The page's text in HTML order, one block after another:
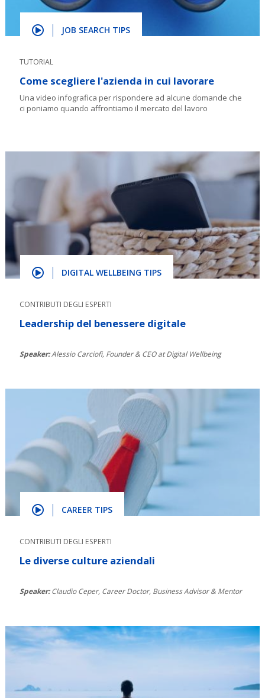
JOB SEARCH TIPS
TUTORIAL
Come scegliere l'azienda in cui lavorare
Una video infografica per rispondere ad alcune domande che
ci poniamo quando affrontiamo il mercato del lavoro
DIGITAL WELLBEING TIPS
CONTRIBUTI DEGLI ESPERTI
Leadership del benessere digitale
Speaker:Alessio Carciofi, Founder & CEO at Digital Wellbeing
CAREER TIPS
CONTRIBUTI DEGLI ESPERTI
Le diverse culture aziendali
Speaker: Claudio Ceper, Career Doctor, Business Advisor & Mentor